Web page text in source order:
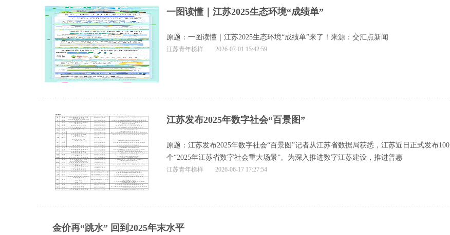
一图读懂｜江苏2025生态环境“成绩单”
原题：一图读懂｜江苏2025生态环境“成绩单”来了！来源：交汇点新闻
江苏青年榜样 2026-07-01 15:42:59
江苏发布2025年数字社会“百景图”
原题：江苏发布2025年数字社会“百景图”记者从江苏省数据局获悉，江苏近日正式发布100
个“2025年江苏省数字社会重大场景”。为深入推进数字江苏建设，推进普惠
江苏青年榜样 2026-06-17 17:27:54
金价再“跳水” 回到2025年末水平